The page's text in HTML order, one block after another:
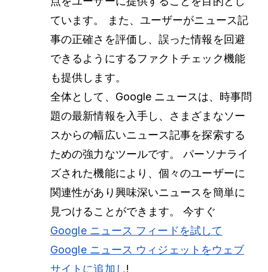
ています。 また、ユーザーがニュース記
事の正確さを評価し、誤った情報を回避
できるようにするファクトチェック機能
も提供します。
全体として、Google ニュースは、時事問
題の最新情報を入手し、さまざまなソー
スからの幅広いニュース記事を探索する
ための強力なツールです。 パーソナライ
ズされた機能により、個々のユーザーに
関連性があり興味深いニュースを簡単に
見つけることができます。 今すぐ
Google ニュース フィードを試して
Google ニュース ウィジェットをウェブ
サイトに追加し!